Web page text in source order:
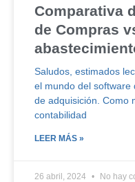
Comparativa
de Compras
Saludos, estimados
el mundo del software
de adquisición. Como
contabilidad
LEER MÁS »
26 abril, 2024 No hay